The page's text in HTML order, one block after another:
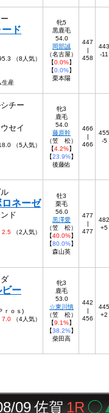
ド
（8人気）
生産
牝5
黒鹿毛
54.0
岡部誠
（名古屋）
【0.0%】
【0.0%】
栗本陽
447
|
458
443
-11
チー
セイ
（5人気）
牝3
鹿毛
54.0
藤原幹
（笠 松）
【4.2%】
【23.9%】
後藤佑
466
|
466
455
-5
ネーゼ
ド
2.5 （2人気）
牡3
栗毛
56.0
黒澤愛
（笠 松）
【40.0%】
【80.0%】
森山英
477
|
477
482
+5
ビー
ｒｏｓ)
7.0 （4人気）
牝3
鹿毛
53.0
☆東川慎
（笠 松）
【9.1%】
【38.2%】
柴田高
442
|
456
445
+2
賀1R◯▲◎